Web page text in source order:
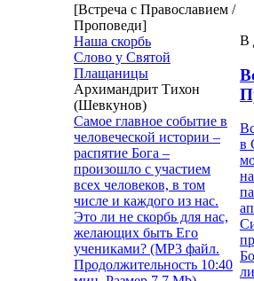
[Встреча с Православием /
Проповеди]
Наша скорбь
Слово у Святой
Плащаницы
Архимандрит Тихон
(Шевкунов)
Самое главное событие в
человеческой истории –
распятие Бога –
произошло с участием
всех человеков, в том
числе и каждого из нас.
Это ли не скорбь для нас,
желающих быть Его
учениками? (MP3 файл.
Продолжительность 10:40
В
в